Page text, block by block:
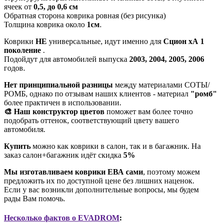
ячеек от 0,5, до 0,6 см
Обратная сторона коврика ровная (без рисунка)
Толщина коврика около 1см.
Коврики НЕ универсальные, идут именно для Сцион хА 1
поколение .
Подойдут для автомобилей выпуска 2003, 2004, 2005, 2006
годов.
Нет принципиальной разницы между материалами СОТЫ/
РОМБ, однако по отзывам наших клиентов - материал "ромб"
более практичен в использовании.
🎨 Наш конструктор цветов поможет вам более точно
подобрать оттенок, соответствующий цвету вашего
автомобиля.
Купить можно как коврики в салон, так и в багажник. На
заказ салон+багажник идёт скидка 5%
Мы изготавливаем коврики ЕВА сами, поэтому можем
предложить их по доступной цене без лишних наценок.
Если у вас возникли дополнительные вопросы, мы будем
рады Вам помочь.
Несколько фактов о EVADROM: